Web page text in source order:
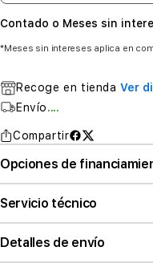
Contado o Meses sin
*Meses sin intereses aplica en
Recoge en tienda Ver
Envío....
Compartir
Opciones de
Servicio técnico
Detalles de envío